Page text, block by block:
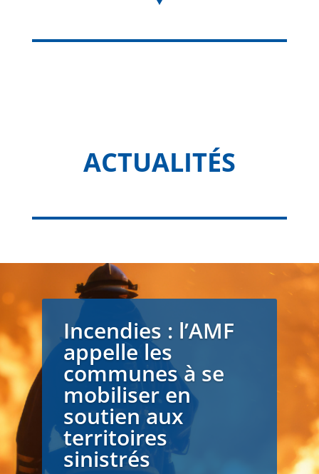
ACTUALITÉS
Incendies : l’AMF
appelle les
communes à se
mobiliser en
soutien aux
territoires
sinistrés